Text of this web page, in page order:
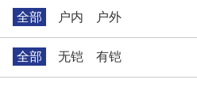
全部 户内 户外
全部 无铠 有铠